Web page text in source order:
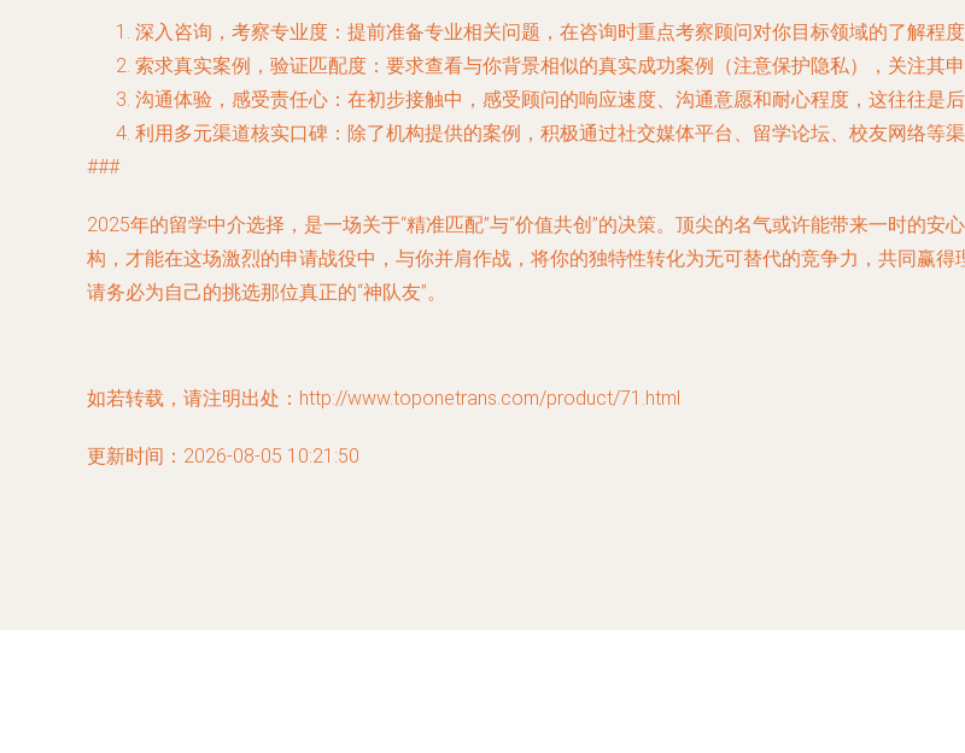
深入咨询，考察专业度 ：提前准备专业相关问题，在咨询时重点考察顾问对你目标领域的了解程
索求真实案例，验证匹配度 ：要求查看与你背景相似的真实成功案例（注意保护隐私），关注其
沟通体验，感受责任心 ：在初步接触中，感受顾问的响应速度、沟通意愿和耐心程度，这往往是
利用多元渠道核实口碑 ：除了机构提供的案例，积极通过社交媒体平台、留学论坛、校友网络等
###
2025年的留学中介选择，是一场关于“精准匹配”与“价值共创”的决策。顶尖的名气或许能带来一时的
构，才能在这场激烈的申请战役中，与你并肩作战，将你的独特性转化为无可替代的竞争力，共同赢
请务必为自己的挑选那位真正的“神队友”。
如若转载，请注明出处：http://www.toponetrans.com/product/71.html
更新时间：2026-08-05 10:21:50